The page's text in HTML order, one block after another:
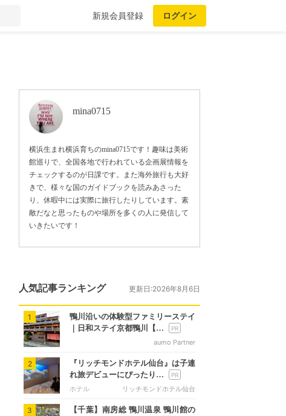
新規会員登録 ログイン
mina0715
横浜生まれ横浜育ちのmina0715です！趣味は美術
館巡りで、全国各地で行われている企画展情報を
チェックするのが日課です。また海外旅行も大好
きで、様々な国のガイドブックを読みあさった
り、休暇中には実際に旅行したりしています。素
敵だなと思ったものや場所を多くの人に発信して
いきたいです！
人気記事ランキング 更新日:2026年8月6日
1
鴨川沿いの体験型ファミリーステイ
｜日和ステイ京都鴨川【…
aumo Partner
2
『リッチモンドホテル仙台』は子連
れ旅デビューにぴったり…
ホテル リッチモンドホテル仙台
3
【千葉】南房総 鴨川温泉 鴨川館の